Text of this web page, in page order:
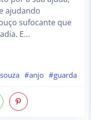
ajudando
sufocante que
E…
#anjo #guarda